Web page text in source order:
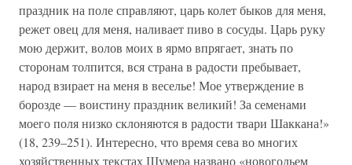
праздник на поле справляют, царь колет быков для меня,
режет овец для меня, наливает пиво в сосуды. Царь руку
мою держит, волов моих в ярмо впрягает, знать по
сторонам толпится, вся страна в радости пребывает,
народ взирает на меня в веселье! Мое утверждение в
борозде — воистину праздник великий! За семенами
моего поля низко склоняются в радости твари Шаккана!»
(18, 239–251). Интересно, что время сева во многих
хозяйственных текстах Шумера названо «новогодьем